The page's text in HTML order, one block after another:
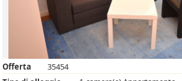
Offerta
35454